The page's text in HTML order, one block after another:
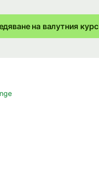
на валутния курс